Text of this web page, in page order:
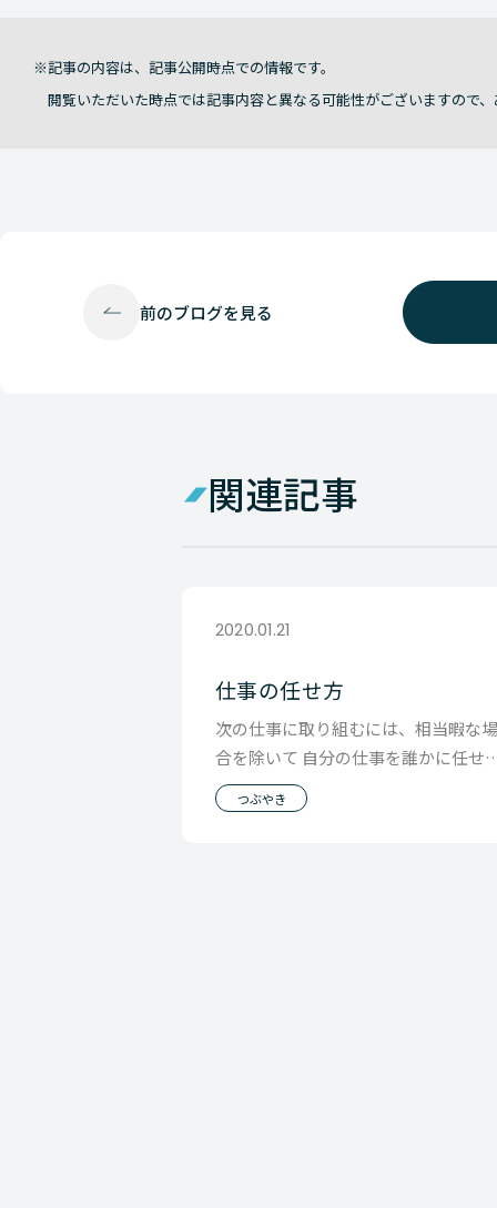
記事の内容は、記事公開時点での情報です。
閲覧いただいた時点では記事内容と異なる可能性がございますので、
前のブログを見る
関連記事
2020.01.21
仕事の任せ方
次の仕事に取り組むには、相当暇な場
合を除いて 自分の仕事を誰かに任せ
新しい仕事に 取り組む必要がでてきま
すが ここで
つぶやき